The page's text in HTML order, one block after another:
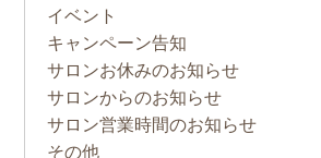
イベント
キャンペーン告知
サロンお休みのお知らせ
サロンからのお知らせ
サロン営業時間のお知らせ
その他